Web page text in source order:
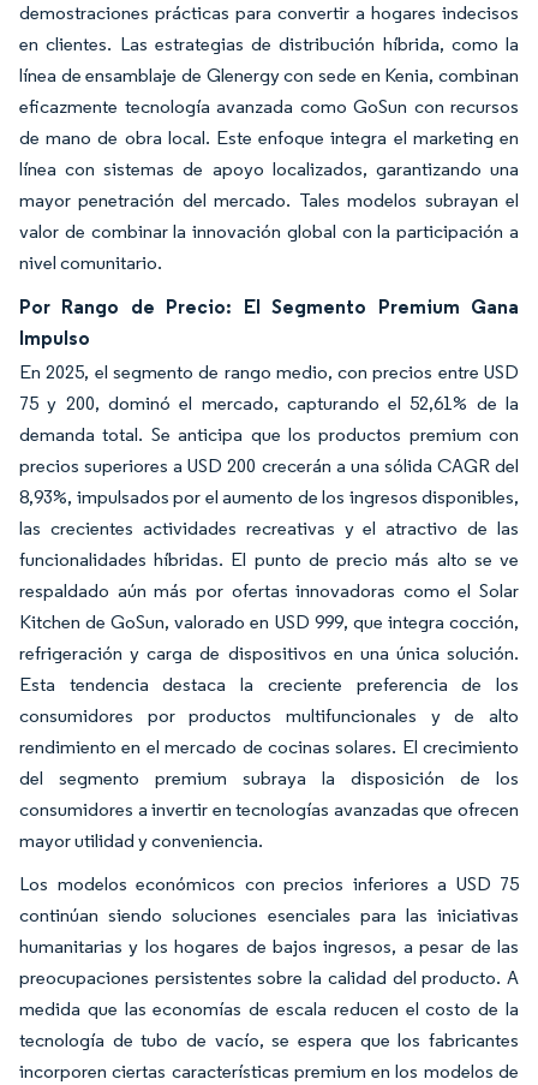
demostraciones prácticas para convertir a hogares indecisos
en clientes. Las estrategias de distribución híbrida, como la
línea de ensamblaje de Glenergy con sede en Kenia, combinan
eficazmente tecnología avanzada como GoSun con recursos
de mano de obra local. Este enfoque integra el marketing en
línea con sistemas de apoyo localizados, garantizando una
mayor penetración del mercado. Tales modelos subrayan el
valor de combinar la innovación global con la participación a
nivel comunitario.
Por Rango de Precio: El Segmento Premium Gana
Impulso
En 2025, el segmento de rango medio, con precios entre USD
75 y 200, dominó el mercado, capturando el 52,61% de la
demanda total. Se anticipa que los productos premium con
precios superiores a USD 200 crecerán a una sólida CAGR del
8,93%, impulsados por el aumento de los ingresos disponibles,
las crecientes actividades recreativas y el atractivo de las
funcionalidades híbridas. El punto de precio más alto se ve
respaldado aún más por ofertas innovadoras como el Solar
Kitchen de GoSun, valorado en USD 999, que integra cocción,
refrigeración y carga de dispositivos en una única solución.
Esta tendencia destaca la creciente preferencia de los
consumidores por productos multifuncionales y de alto
rendimiento en el mercado de cocinas solares. El crecimiento
del segmento premium subraya la disposición de los
consumidores a invertir en tecnologías avanzadas que ofrecen
mayor utilidad y conveniencia.
Los modelos económicos con precios inferiores a USD 75
continúan siendo soluciones esenciales para las iniciativas
humanitarias y los hogares de bajos ingresos, a pesar de las
preocupaciones persistentes sobre la calidad del producto. A
medida que las economías de escala reducen el costo de la
tecnología de tubo de vacío, se espera que los fabricantes
incorporen ciertas características premium en los modelos de